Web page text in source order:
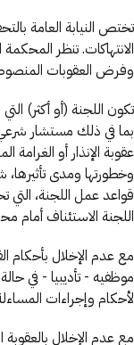
تختص النيابة العامة
الانتهاكات. تنظر
وفرض العقوبات
تكون اللجنة (أو أكثر)
بما في ذلك مستشار
عقوبة الإنذار أو
وخطورتها ومدى
قواعد عمل اللجنة،
اللجنة الاستئناف
مع عدم الإخلال بأحكام
موظفيه - تأديبيا - في
لأحكام وإجراءات
مع عدم الإخلال